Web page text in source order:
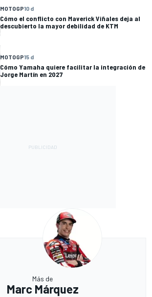
MOTOGP10 d
Cómo el conflicto con Maverick Viñales deja al
descubierto la mayor debilidad de KTM
MOTOGP15 d
Cómo Yamaha quiere facilitar la integración de
Jorge Martín en 2027
Más de
Marc Márquez